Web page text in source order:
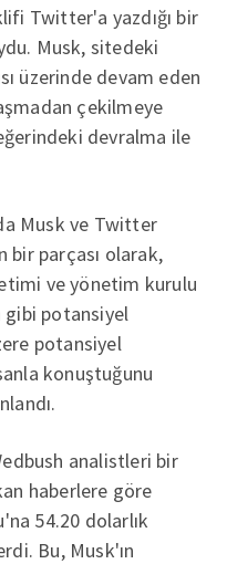
Twitter'a yazdığı bir
Musk, sitedeki
üzerinde devam eden
çekilmeye
devralma ile
Musk ve Twitter
bir parçası olarak,
ve yönetim kurulu
gibi potansiyel
potansiyel
konuştuğunu
analistleri bir
haberlere göre
54.20 dolarlık
Bu, Musk'ın